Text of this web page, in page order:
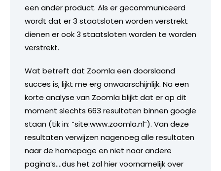
een ander product. Als er gecommuniceerd
wordt dat er 3 staatsloten worden verstrekt
dienen er ook 3 staatsloten worden te worden
verstrekt.
Wat betreft dat Zoomla een doorslaand
succes is, lijkt me erg onwaarschijnlijk. Na een
korte analyse van Zoomla blijkt dat er op dit
moment slechts 663 resultaten binnen google
staan (tik in: “site:www.zoomla.nl”). Van deze
resultaten verwijzen nagenoeg alle resultaten
naar de homepage en niet naar andere
pagina’s….dus het zal hier voornamelijk over